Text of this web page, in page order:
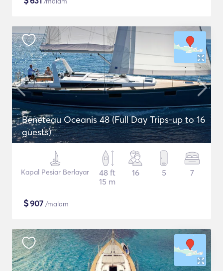
Beneteau Oceanis 48 (Full Day Trips-up to 16
guests)
Kapal Pesiar Berlayar
48 ft
15 m
16 5 7
$907 /malam